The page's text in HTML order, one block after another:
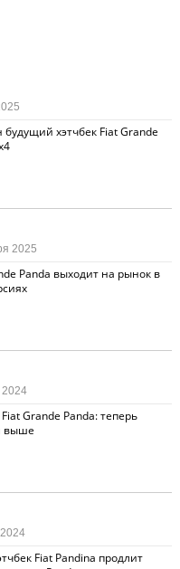
будущий хэтчбек Fiat Grande
Panda выходит на рынок в
2025
Grande Panda: теперь
выше
Fiat Pandina продлит